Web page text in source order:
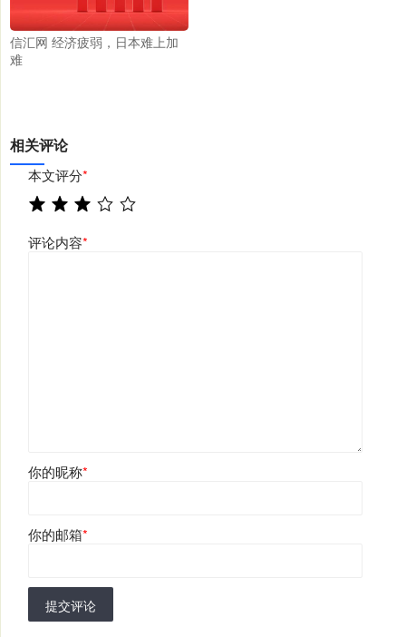
信汇网 经济疲弱，日本难上加
难
相关评论
本文评分*
评论内容*
你的昵称*
你的邮箱*
提交评论